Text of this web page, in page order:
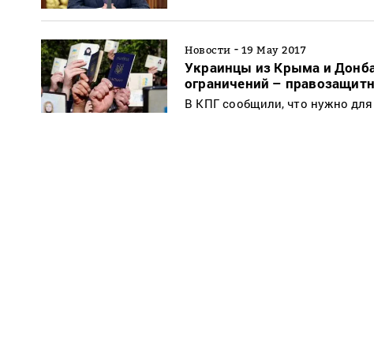
Новости - 19 May 2017
Украинцы из Крыма и
ограничений –
В КПГ сообщили, что нужно